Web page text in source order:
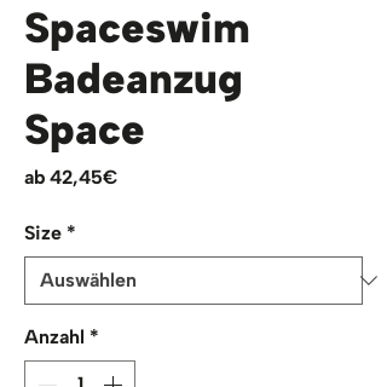
Spaceswim
Badeanzug
Space
ab 42,45€
Size *
Anzahl *